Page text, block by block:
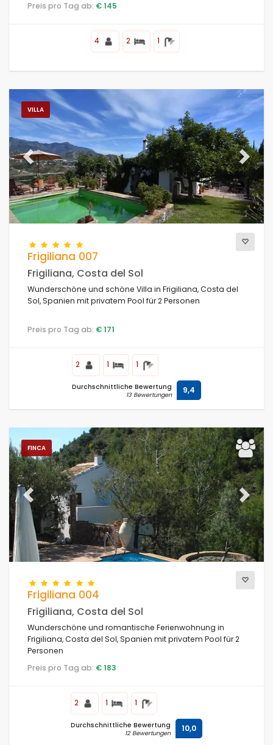
Ihre Favoriten
Beliebte Dienste
Bedingungen
Optionell
Entfernungen
Komfort
Zusätzliche
Zuletzt aufgerufen (0)
Ihre Favoriten (97)
Neuheiten (0)
Am besten bewertete (79)
Luxusimmobilien (74)
Wochenende (0)
Des monats (0)
Für die Familie (22)
Für Paare (37)
In Strandnähe (9)
Strandbereich
Im Stadtgebiet (41)
ländlicher Umgebung
Halbpension (0)
Preis pro Tag ab: € 145
4 2 1
VILLA
Previous Next
Frigiliana 007
Frigiliana, Costa del Sol
Wunderschöne und schöne Villa in Frigiliana, Costa del
Sol, Spanien mit privatem Pool für 2 Personen
Preis pro Tag ab: € 171
2 1 1
Durchschnittliche Bewertung
13 Bewertungen 9,4
FINCA
Previous Next
Frigiliana 004
Frigiliana, Costa del Sol
Wunderschöne und romantische Ferienwohnung in
Frigiliana, Costa del Sol, Spanien mit privatem Pool für 2
Personen
Preis pro Tag ab: € 183
2 1 1
Durchschnittliche Bewertung
12 Bewertungen 10,0